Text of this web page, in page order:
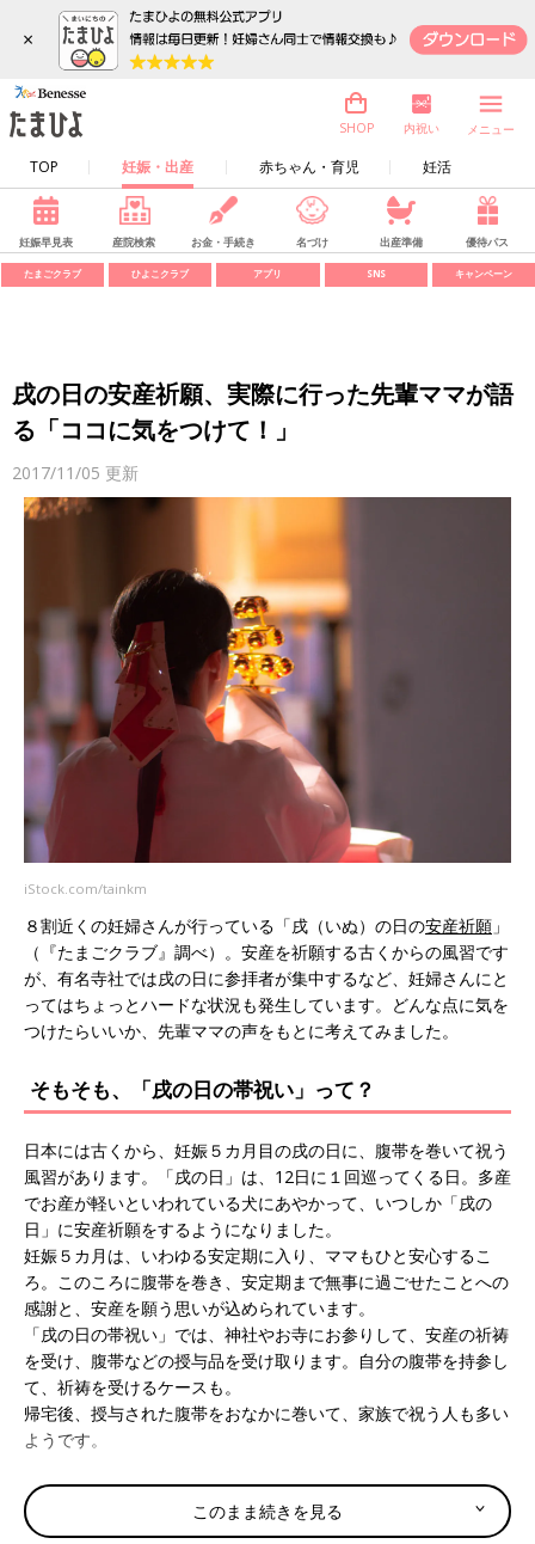
×
TOP 妊娠・出産 赤ちゃん・育児 妊活
SHOP 内祝い メニュー
妊娠早見表 産院検索 お金・手続き 名づけ 出産準備 優待パス
たまごクラブ ひよこクラブ アプリ SNS キャンペーン
戌の日の安産祈願、実際に行った先輩ママが語
る「ココに気をつけて！」
2017/11/05 更新
iStock.com/tainkm
８割近くの妊婦さんが行っている「戌（いぬ）の日の安産祈願 」
（『たまごクラブ』調べ）。安産を祈願する古くからの風習です
が、有名寺社では戌の日に参拝者が集中するなど、妊婦さんにと
ってはちょっとハードな状況も発生しています。どんな点に気を
つけたらいいか、先輩ママの声をもとに考えてみました。
そもそも、「戌の日の帯祝い」って？
日本には古くから、妊娠５カ月目の戌の日に、腹帯を巻いて祝う
風習があります。「戌の日」は、12日に１回巡ってくる日。多産
でお産が軽いといわれている犬にあやかって、いつしか「戌の
日」に安産祈願をするようになりました。
妊娠５カ月は、いわゆる安定期に入り、ママもひと安心するこ
ろ。このころに腹帯を巻き、安定期まで無事に過ごせたことへの
感謝と、安産を願う思いが込められています。
「戌の日の帯祝い」では、神社やお寺にお参りして、安産の祈祷
を受け、腹帯などの授与品を受け取ります。自分の腹帯を持参し
て、祈祷を受けるケースも。
帰宅後、授与された腹帯をおなかに巻いて、家族で祝う人も多い
ようです。
スムーズに「戌の日の帯祝い」をするには？
このまま続きを見る